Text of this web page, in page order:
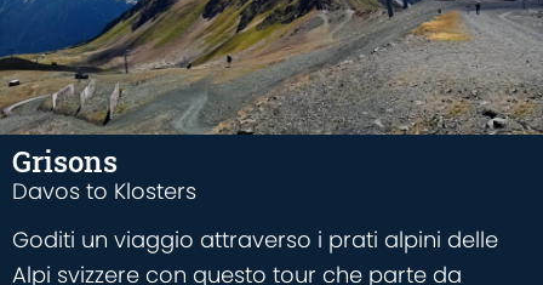
Grisons
Davos to Klosters
Goditi un viaggio attraverso i prati alpini delle
Alpi svizzere con questo tour che parte da